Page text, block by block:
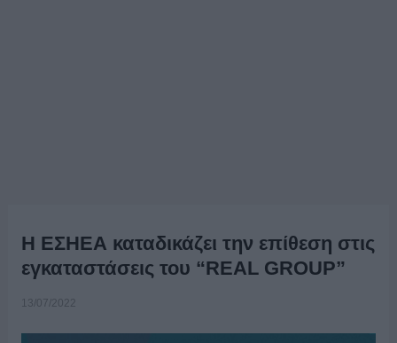
Η ΕΣΗΕΑ καταδικάζει την επίθεση στις
εγκαταστάσεις του “REAL GROUP”
13/07/2022